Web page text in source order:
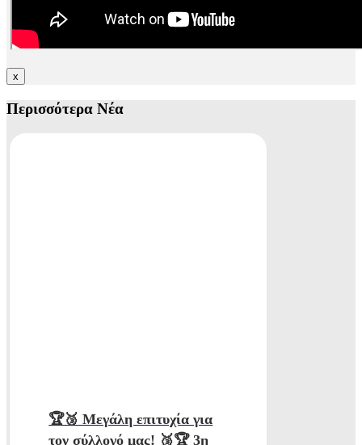
x
Περισσότερα Νέα
🏆🥉 Μεγάλη επιτυχία για
τον σύλλογό μας! 🥉🏆 3η